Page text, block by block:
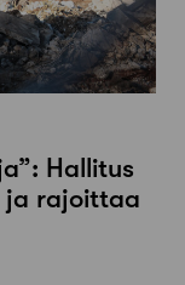
Hallitus
ja rajoittaa